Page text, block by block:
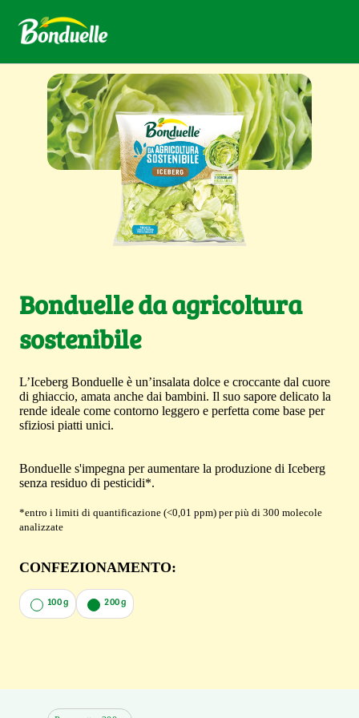
Bonduelle da agricoltura
sostenibile
L’Iceberg Bonduelle è un’insalata dolce e croccante dal cuore
di ghiaccio, amata anche dai bambini. Il suo sapore delicato la
rende ideale come contorno leggero e perfetta come base per
sfiziosi piatti unici.
Bonduelle s'impegna per aumentare la produzione di Iceberg
senza residuo di pesticidi*.
*entro i limiti di quantificazione (<0,01 ppm) per più di 300 molecole
analizzate
CONFEZIONAMENTO:
100 g 200 g